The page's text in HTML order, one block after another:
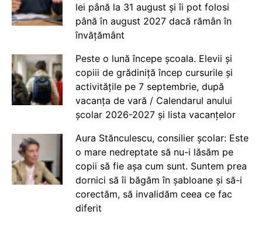
lei până la 31 august și îi pot folosi
până în august 2027 dacă rămân în
învățământ
Peste o lună începe școala. Elevii și
copiii de grădiniță încep cursurile și
activitățile pe 7 septembrie, după
vacanța de vară / Calendarul anului
școlar 2026-2027 și lista vacanțelor
Aura Stănculescu, consilier școlar: Este
o mare nedreptate să nu-i lăsăm pe
copii să fie așa cum sunt. Suntem prea
dornici să îi băgăm în șabloane și să-i
corectăm, să invalidăm ceea ce fac
diferit